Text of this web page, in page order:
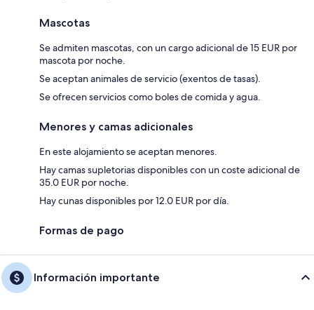
Mascotas
Se admiten mascotas, con un cargo adicional de 15 EUR por
mascota por noche.
Se aceptan animales de servicio (exentos de tasas).
Se ofrecen servicios como boles de comida y agua.
Menores y camas adicionales
En este alojamiento se aceptan menores.
Hay camas supletorias disponibles con un coste adicional de
35.0 EUR por noche.
Hay cunas disponibles por 12.0 EUR por día.
Formas de pago
Información importante